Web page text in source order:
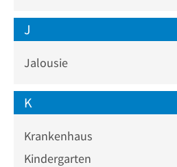
J
Jalousie
K
Krankenhaus
Kindergarten